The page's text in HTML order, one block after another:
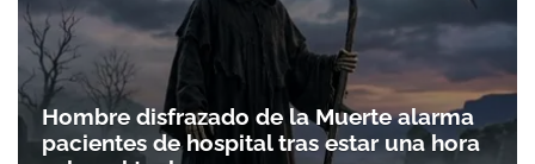
Hombre disfrazado de la Muerte alarma
pacientes de hospital tras estar una hora